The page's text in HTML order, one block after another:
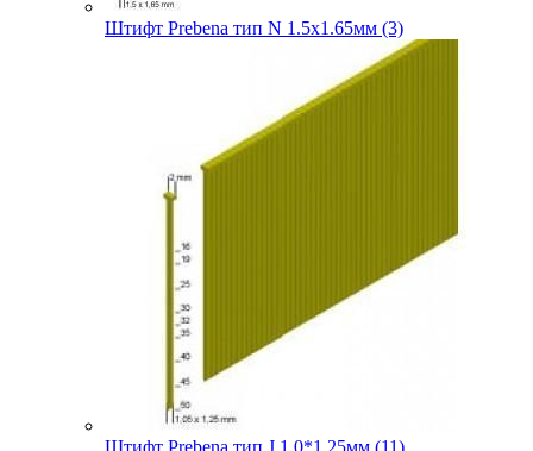
Штифт Prebena тип N 1.5х1.65мм (3)
Штифт Prebena тип J 1.0*1.25мм (11)